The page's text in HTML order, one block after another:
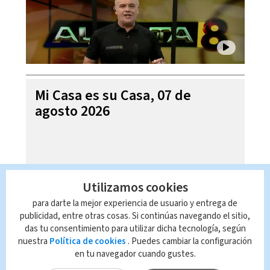
Mi Casa es su Casa, 07 de
agosto 2026
Utilizamos cookies
para darte la mejor experiencia de usuario y entrega de
publicidad, entre otras cosas. Si continúas navegando el sitio,
das tu consentimiento para utilizar dicha tecnología, según
nuestra Política de cookies . Puedes cambiar la configuración
en tu navegador cuando gustes.